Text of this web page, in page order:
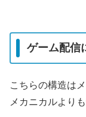
ゲーム配信
こちらの構造は
メカニカルより